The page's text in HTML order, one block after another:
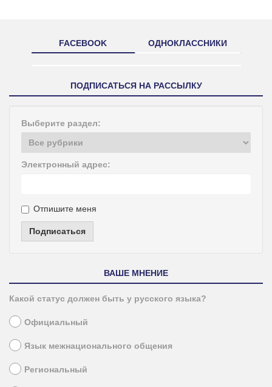
FACEBOOK ОДНОКЛАССНИКИ
ПОДПИСАТЬСЯ НА РАССЫЛКУ
Выберите раздел:
Электронный адрес:
Отпишите меня
Подписаться
ВАШЕ МНЕНИЕ
Какой статус должен быть у русского языка?
Официальный
Язык межнационального общения
Региональный